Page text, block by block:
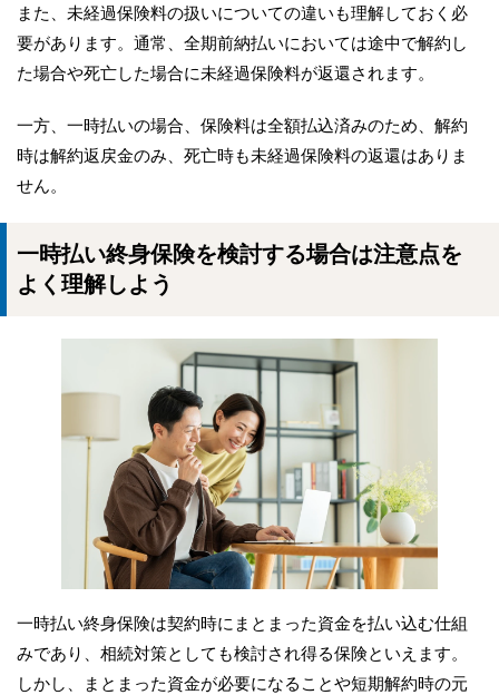
また、未経過保険料の扱いについての違いも理解しておく必
要があります。通常、全期前納払いにおいては途中で解約し
た場合や死亡した場合に未経過保険料が返還されます。
一方、一時払いの場合、保険料は全額払込済みのため、解約
時は解約返戻金のみ、死亡時も未経過保険料の返還はありま
せん。
一時払い終身保険を検討する場合は注意点を
よく理解しよう
一時払い終身保険は契約時にまとまった資金を払い込む仕組
みであり、相続対策としても検討され得る保険といえます。
しかし、まとまった資金が必要になることや短期解約時の元